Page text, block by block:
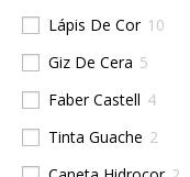
Lápis De Cor 10
Giz De Cera 5
Faber Castell 4
Tinta Guache 2